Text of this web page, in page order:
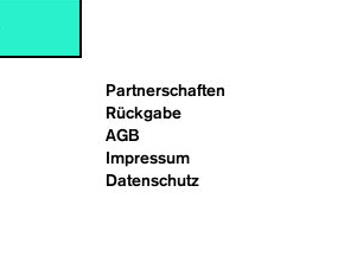
Partnerschaften
Rückgabe
AGB
Impressum
Datenschutz